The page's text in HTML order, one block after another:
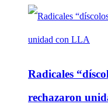
Radicales
rechazaron